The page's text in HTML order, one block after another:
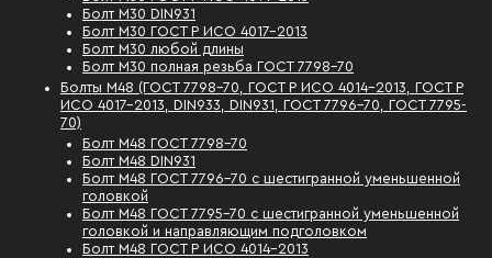
Болт М30 DIN931
Болт М30 ГОСТ Р ИСО 4017-2013
Болт М30 любой длины
Болт М30 полная резьба ГОСТ 7798-70
Болты М48 (ГОСТ 7798-70, ГОСТ Р ИСО 4014-2013, ГОСТ Р
ИСО 4017-2013, DIN933, DIN931, ГОСТ 7796-70, ГОСТ 7795-
70)
Болт М48 ГОСТ 7798-70
Болт М48 DIN931
Болт М48 ГОСТ 7796-70 с шестигранной уменьшенной
головкой
Болт М48 ГОСТ 7795-70 с шестигранной уменьшенной
головкой и направляющим подголовком
Болт М48 ГОСТ Р ИСО 4014-2013